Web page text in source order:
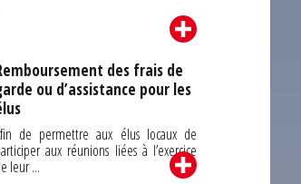
des frais de
ou d’assistance pour les
de permettre aux élus locaux de
aux réunions liées à l’exercice
leur ...